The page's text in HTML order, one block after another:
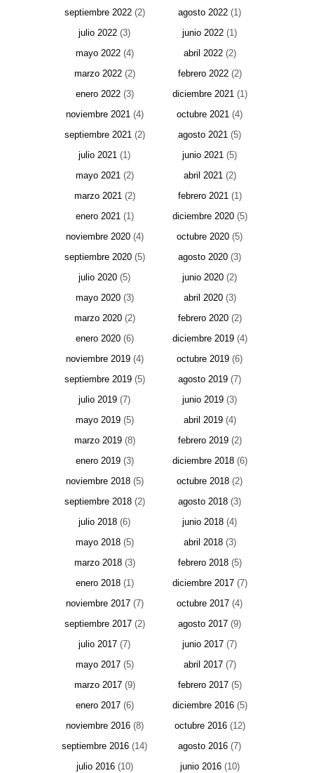
septiembre 2022(2) agosto 2022 (1)
julio 2022 (3) junio 2022 (1)
mayo 2022(4) abril 2022(2)
marzo 2022(2) febrero 2022(2)
enero 2022(3) diciembre 2021(1)
noviembre 2021(4) octubre 2021 (4)
septiembre 2021(2) agosto 2021 (5)
julio 2021 (1) junio 2021 (5)
mayo 2021(2) abril 2021(2)
marzo 2021(2) febrero 2021(1)
enero 2021(1) diciembre 2020(5)
noviembre 2020(4) octubre 2020 (5)
septiembre 2020(5) agosto 2020 (3)
julio 2020 (5) junio 2020 (2)
mayo 2020(3) abril 2020(3)
marzo 2020(2) febrero 2020(2)
enero 2020(6) diciembre 2019(4)
noviembre 2019(4) octubre 2019 (6)
septiembre 2019(5) agosto 2019 (7)
julio 2019 (7) junio 2019 (3)
mayo 2019(5) abril 2019(4)
marzo 2019(8) febrero 2019(2)
enero 2019(3) diciembre 2018(6)
noviembre 2018(5) octubre 2018 (2)
septiembre 2018(2) agosto 2018 (3)
julio 2018 (6) junio 2018 (4)
mayo 2018(5) abril 2018(3)
marzo 2018(3) febrero 2018(5)
enero 2018(1) diciembre 2017(7)
noviembre 2017(7) octubre 2017 (4)
septiembre 2017(2) agosto 2017 (9)
julio 2017 (7) junio 2017 (7)
mayo 2017(5) abril 2017(7)
marzo 2017(9) febrero 2017(5)
enero 2017(6) diciembre 2016(5)
noviembre 2016(8) octubre 2016(12)
septiembre 2016 (14) agosto 2016 (7)
julio 2016(10) junio 2016(10)